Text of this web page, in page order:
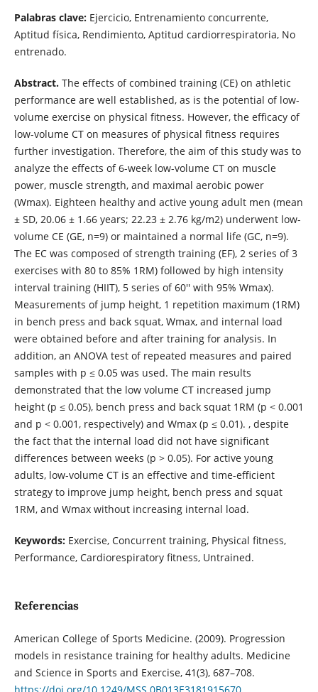
Palabras clave:Ejercicio, Entrenamiento concurrente,
Aptitud física, Rendimiento, Aptitud cardiorrespiratoria, No
entrenado.
Abstract.The effects of combined training (CE) on athletic
performance are well established, as is the potential of low-
volume exercise on physical fitness. However, the efficacy of
low-volume CT on measures of physical fitness requires
further investigation. Therefore, the aim of this study was to
analyze the effects of 6-week low-volume CT on muscle
power, muscle strength, and maximal aerobic power
(Wmax). Eighteen healthy and active young adult men (mean
± SD, 20.06 ± 1.66 years; 22.23 ± 2.76 kg/m2) underwent low-
volume CE (GE, n=9) or maintained a normal life (GC, n=9).
The EC was composed of strength training (EF), 2 series of 3
exercises with 80 to 85% 1RM) followed by high intensity
interval training (HIIT), 5 series of 60'' with 95% Wmax).
Measurements of jump height, 1 repetition maximum (1RM)
in bench press and back squat, Wmax, and internal load
were obtained before and after training for analysis. In
addition, an ANOVA test of repeated measures and paired
samples with p ≤ 0.05 was used. The main results
demonstrated that the low volume CT increased jump
height (p ≤ 0.05), bench press and back squat 1RM (p < 0.001
and p < 0.001, respectively) and Wmax (p ≤ 0.01). , despite
the fact that the internal load did not have significant
differences between weeks (p > 0.05). For active young
adults, low-volume CT is an effective and time-efficient
strategy to improve jump height, bench press and squat
1RM, and Wmax without increasing internal load.
Keywords:Exercise, Concurrent training, Physical fitness,
Performance, Cardiorespiratory fitness, Untrained.
Referencias
American College of Sports Medicine. (2009). Progression
models in resistance training for healthy adults. Medicine
and Science in Sports and Exercise, 41(3), 687–708.
https://doi.org/10.1249/MSS.0B013E3181915670